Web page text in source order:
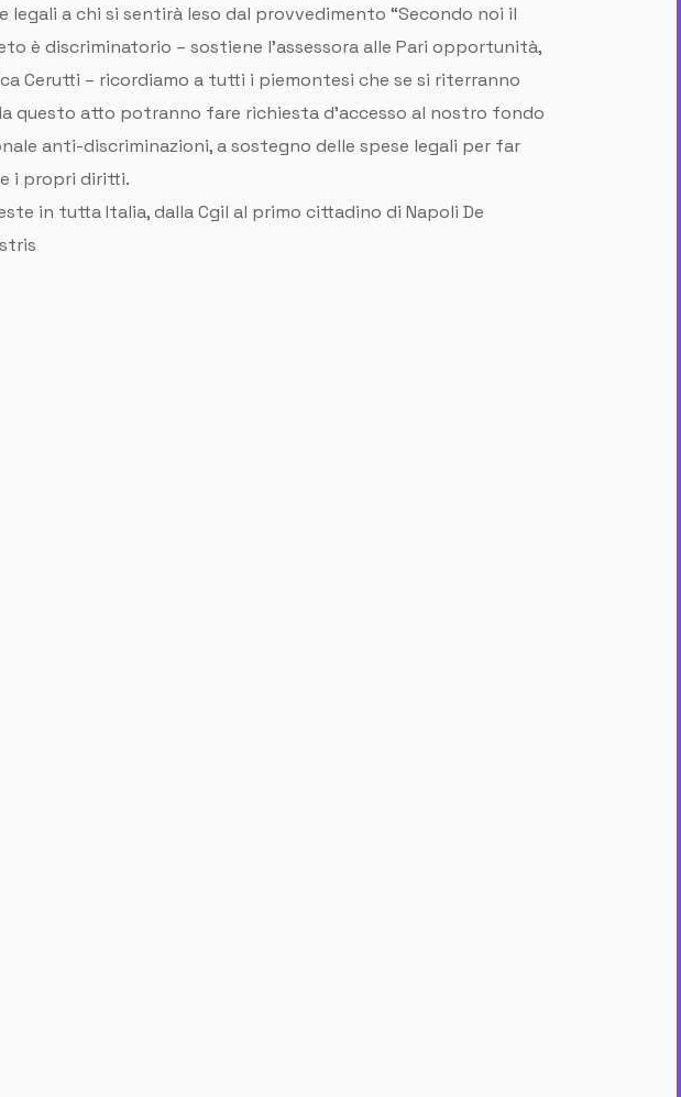
legali a chi si sentirà leso dal provvedimento “Secondo noi il
è discriminatorio – sostiene l’assessora alle Pari opportunità,
Cerutti – ricordiamo a tutti i piemontesi che se si riterranno
questo atto potranno fare richiesta d’accesso al nostro fondo
anti-discriminazioni, a sostegno delle spese legali per far
i propri diritti.
in tutta Italia, dalla Cgil al primo cittadino di Napoli De